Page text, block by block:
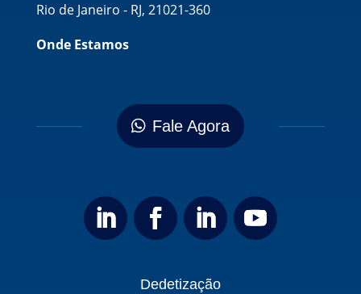
Rio de Janeiro - RJ, 21021-360
Onde Estamos
Fale Agora
Dedetização